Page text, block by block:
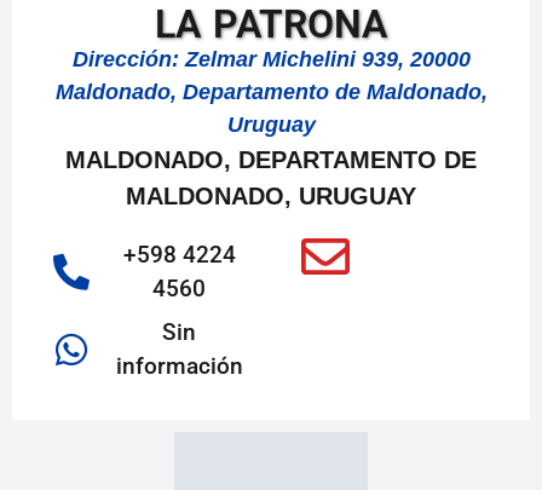
LA PATRONA
Dirección: Zelmar Michelini 939, 20000
Maldonado, Departamento de Maldonado,
Uruguay
MALDONADO, DEPARTAMENTO DE
MALDONADO, URUGUAY
+598 4224
4560
Sin
información